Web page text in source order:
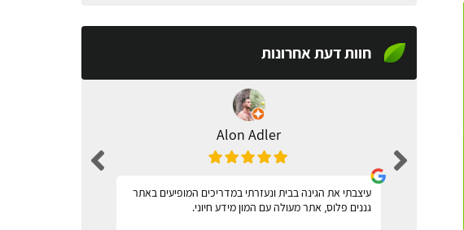
חוות דעת אחרונות
Alon Adler
עיצבתי את הגינה בבית ונעזרתי במדריכים המופיעים באתר
גננים פלוס, אתר מעולה עם המון מידע חיוני.